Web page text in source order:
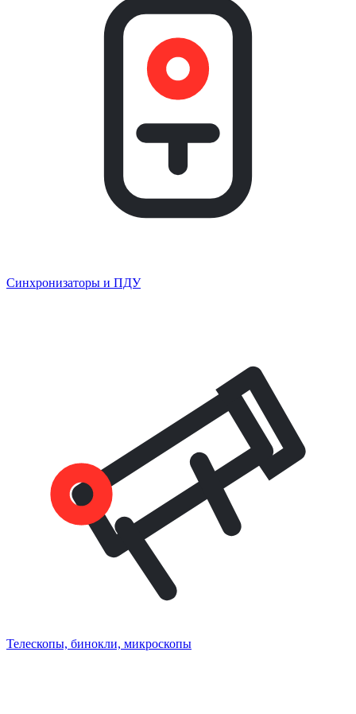
Синхронизаторы и ПДУ
Телескопы, бинокли, микроскопы